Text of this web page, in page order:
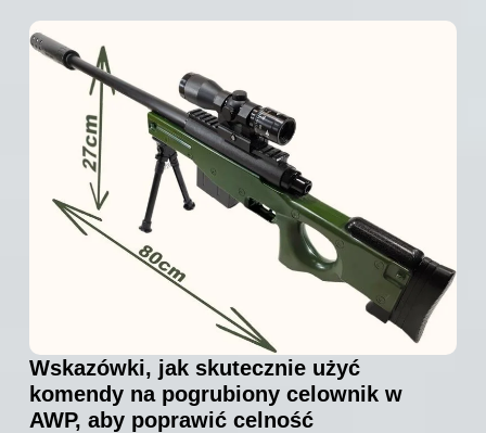
Wskazówki, jak skutecznie użyć
komendy na pogrubiony celownik w
AWP, aby poprawić celność